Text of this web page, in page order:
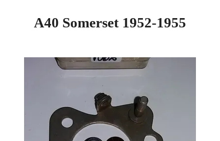
A40 Somerset 1952-1955